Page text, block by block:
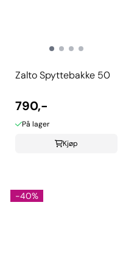
Zalto Spyttebakke 50
790,-
På lager
Kjøp
-40%